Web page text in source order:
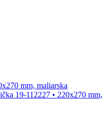
mm, maliarska
19-112227 • 220x270 mm,